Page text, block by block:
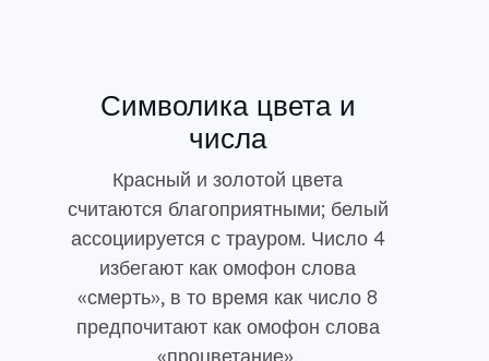
Символика цвета и
числа
Красный и золотой цвета
считаются благоприятными; белый
ассоциируется с трауром. Число 4
избегают как омофон слова
«смерть», в то время как число 8
предпочитают как омофон слова